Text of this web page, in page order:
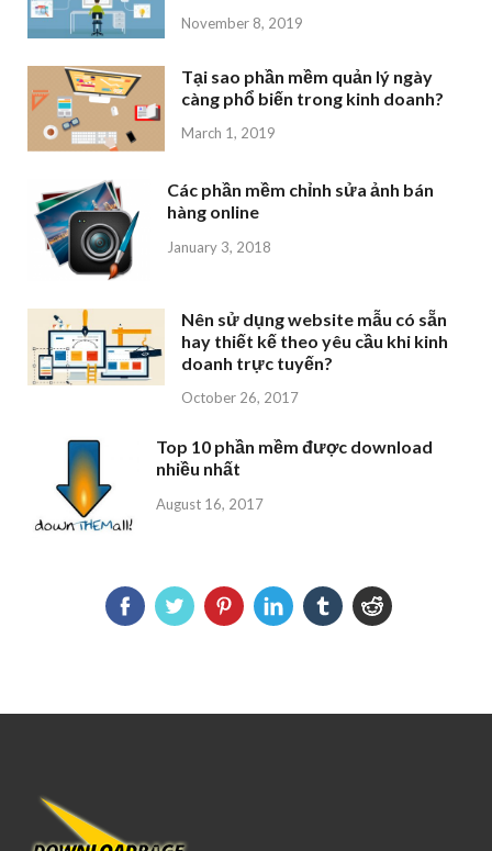
November 8, 2019
Tại sao phần mềm quản lý ngày
càng phổ biến trong kinh doanh?
March 1, 2019
Các phần mềm chỉnh sửa ảnh bán
hàng online
January 3, 2018
Nên sử dụng website mẫu có sẵn
hay thiết kế theo yêu cầu khi kinh
doanh trực tuyến?
October 26, 2017
Top 10 phần mềm được download
nhiều nhất
August 16, 2017